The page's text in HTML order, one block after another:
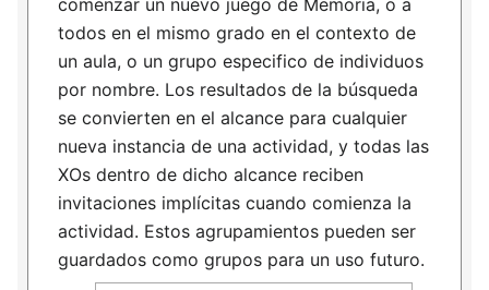
comenzar un nuevo juego de Memoria, o a
todos en el mismo grado en el contexto de
un aula, o un grupo especifico de individuos
por nombre. Los resultados de la búsqueda
se convierten en el alcance para cualquier
nueva instancia de una actividad, y todas las
XOs dentro de dicho alcance reciben
invitaciones implícitas cuando comienza la
actividad. Estos agrupamientos pueden ser
guardados como grupos para un uso futuro.